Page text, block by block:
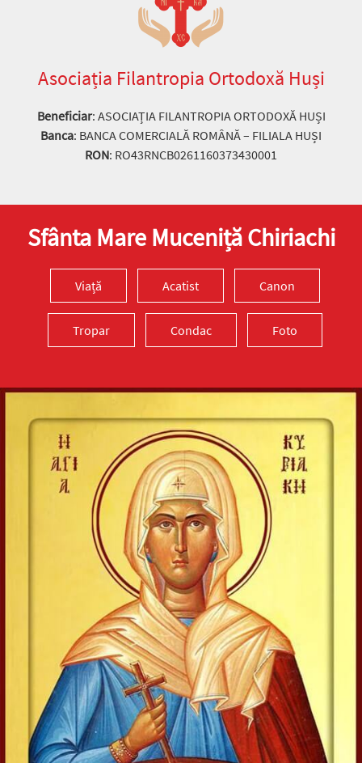
Asociația Filantropia Ortodoxă Huși
Beneficiar: ASOCIAȚIA FILANTROPIA ORTODOXĂ HUȘI
Banca: BANCA COMERCIALĂ ROMÂNĂ – FILIALA HUȘI
RON: RO43RNCB0261160373430001
Sfânta Mare Muceniță Chiriachi
Viață Acatist Canon
Tropar Condac Foto